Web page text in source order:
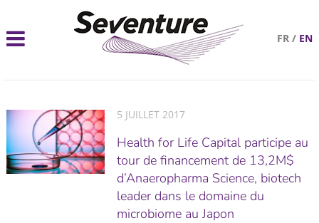
FR / EN
5 JUILLET 2017
Health for Life Capital participe au
tour de financement de 13,2M$
d’Anaeropharma Science, biotech
leader dans le domaine du
microbiome au Japon